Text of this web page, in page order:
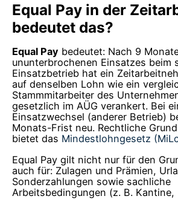
Equal Pay in der
bedeutet das?
Equal Pay bedeutet: Nach 9
ununterbrochenen Einsatzes beim
Einsatzbetrieb hat ein
auf denselben Lohn wie ein
Stammmitarbeiter des
gesetzlich im AÜG verankert. Bei
Einsatzwechsel (anderer Betrieb)
Monats-Frist neu. Rechtliche
bietet das Mindestlohngesetz
Equal Pay gilt nicht nur für den
auch für: Zulagen und Prämien,
Sonderzahlungen sowie sachliche
Arbeitsbedingungen (z. B. Kantine,